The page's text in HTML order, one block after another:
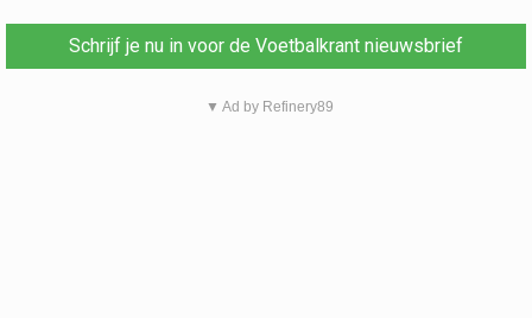
Schrijf je nu in voor de Voetbalkrant nieuwsbrief
▼ Ad by Refinery89